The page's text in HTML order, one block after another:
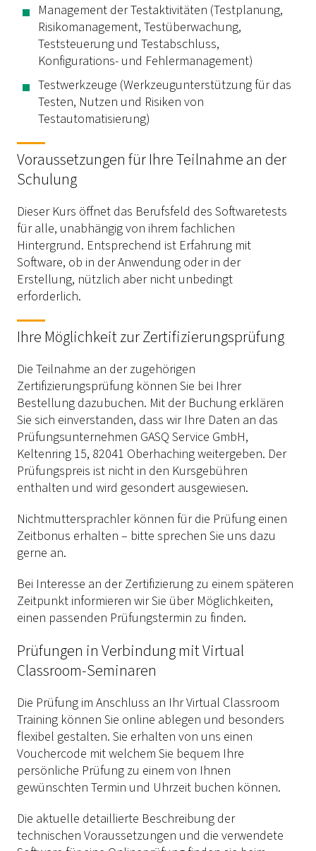
Management der Testaktivitäten (Testplanung,
Risikomanagement, Testüberwachung,
Teststeuerung und Testabschluss,
Konfigurations- und Fehlermanagement)
Testwerkzeuge (Werkzeugunterstützung für das
Testen, Nutzen und Risiken von
Testautomatisierung)
Voraussetzungen für Ihre Teilnahme an der
Schulung
Dieser Kurs öffnet das Berufsfeld des Softwaretests
für alle, unabhängig von ihrem fachlichen
Hintergrund. Entsprechend ist Erfahrung mit
Software, ob in der Anwendung oder in der
Erstellung, nützlich aber nicht unbedingt
erforderlich.
Ihre Möglichkeit zur Zertifizierungsprüfung
Die Teilnahme an der zugehörigen
Zertifizierungsprüfung können Sie bei Ihrer
Bestellung dazubuchen. Mit der Buchung erklären
Sie sich einverstanden, dass wir Ihre Daten an das
Prüfungsunternehmen GASQ Service GmbH,
Keltenring 15, 82041 Oberhaching weitergeben. Der
Prüfungspreis ist nicht in den Kursgebühren
enthalten und wird gesondert ausgewiesen.
Nichtmuttersprachler können für die Prüfung einen
Zeitbonus erhalten – bitte sprechen Sie uns dazu
gerne an.
Bei Interesse an der Zertifizierung zu einem späteren
Zeitpunkt informieren wir Sie über Möglichkeiten,
einen passenden Prüfungstermin zu finden.
Prüfungen in Verbindung mit Virtual
Classroom-Seminaren
Die Prüfung im Anschluss an Ihr Virtual Classroom
Training können Sie online ablegen und besonders
flexibel gestalten. Sie erhalten von uns einen
Vouchercode mit welchem Sie bequem Ihre
persönliche Prüfung zu einem von Ihnen
gewünschten Termin und Uhrzeit buchen können.
Die aktuelle detaillierte Beschreibung der
technischen Voraussetzungen und die verwendete